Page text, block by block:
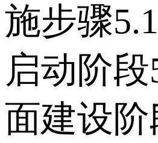
施步骤
启动阶段
面建设阶